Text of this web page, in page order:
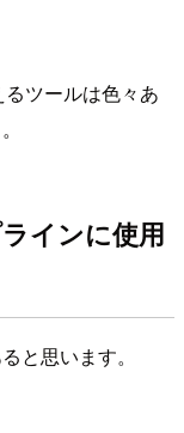
ツールは色々あ
インに使用
と思います。